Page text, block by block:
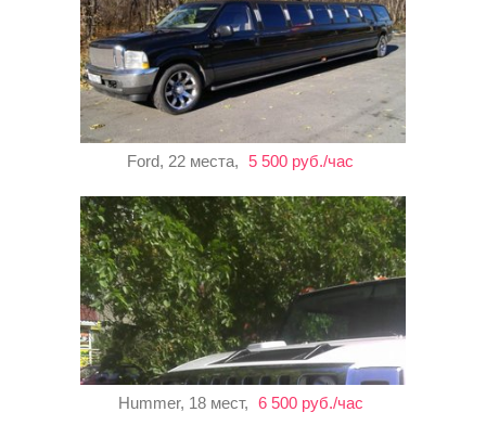
Ford, 22 места, 5 500 руб./час
Hummer, 18 мест, 6 500 руб./час